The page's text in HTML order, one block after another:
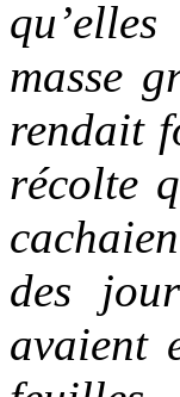
masse
rendait
récolte
des
avaient